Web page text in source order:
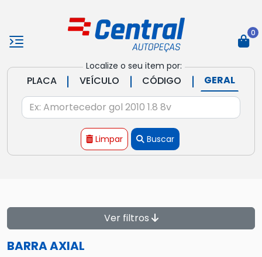
Localize o seu item por:
PLACA | VEÍCULO | CÓDIGO | GERAL
Limpar Buscar
0
Ver filtros
BARRA AXIAL